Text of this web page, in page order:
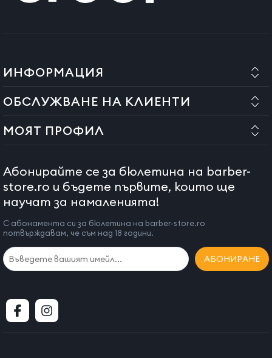
ИНФОРМАЦИЯ
ОБСЛУЖВАНЕ НА КЛИЕНТИ
МОЯТ ПРОФИЛ
Абонирайте се за бюлетина на barber-
store.ro и бъдете първите, които ще
научат за намаленията!
С абонамента си за бюлетина на barber-store.ro
потвърждавам, че съм над 18 години.
АБОНИРАНЕ